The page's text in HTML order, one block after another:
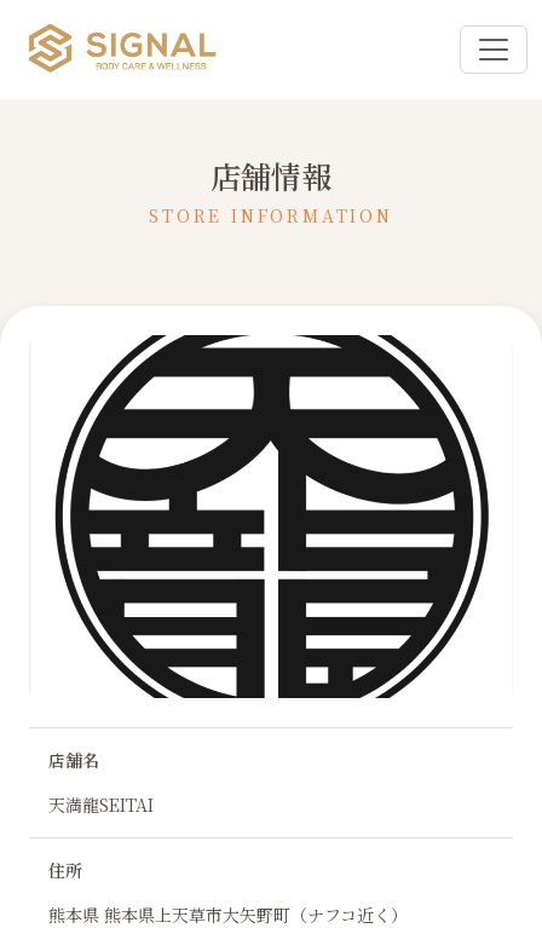
店舗情報
STORE INFORMATION
店舗名
天満龍SEITAI
住所
熊本県 熊本県上天草市大矢野町（ナフコ近く）